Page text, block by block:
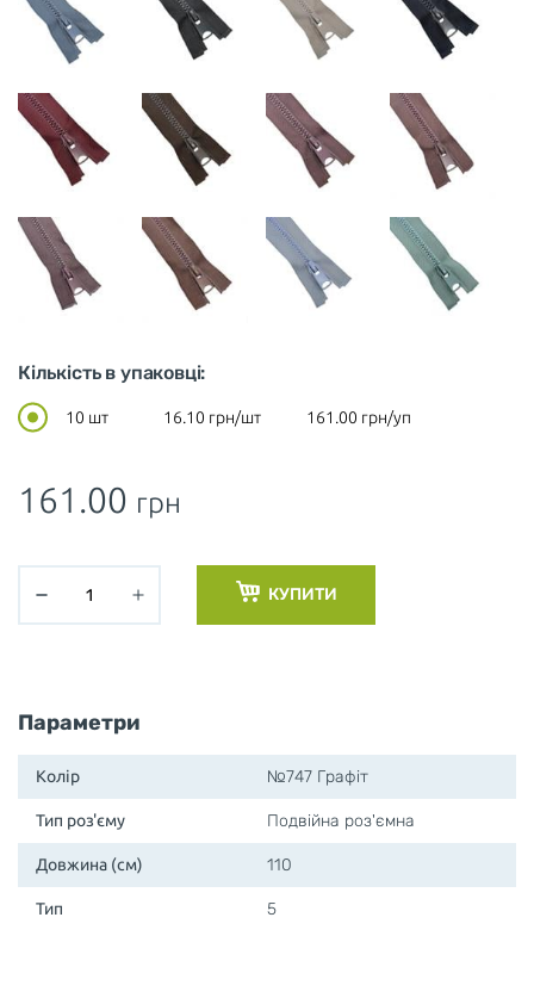
Кількість в упаковці:
10 шт 16.10 грн/шт 161.00 грн/уп
161.00 грн
КУПИТИ
Параметри
Колір №747 Графіт
Тип роз'єму Подвійна роз'ємна
Довжина (см) 110
Тип 5